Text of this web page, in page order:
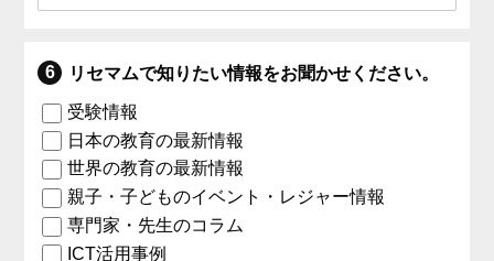
リセマムで知りたい情報をお聞かせください。
受験情報
日本の教育の最新情報
世界の教育の最新情報
親子・子どものイベント・レジャー情報
専門家・先生のコラム
ICT活用事例